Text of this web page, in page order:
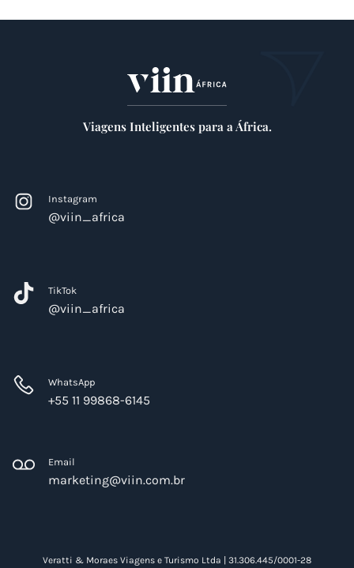
Viagens Inteligentes para a África.
Instagram
@viin_africa
TikTok
@viin_africa
WhatsApp
+55 11 99868-6145
Email
marketing@viin.com.br
Veratti & Moraes Viagens e Turismo Ltda | 31.306.445/0001-28